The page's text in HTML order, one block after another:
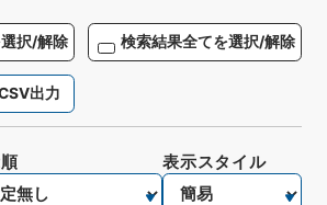
択/解除 検索結果全てを選択/解除
出力
表示スタイル